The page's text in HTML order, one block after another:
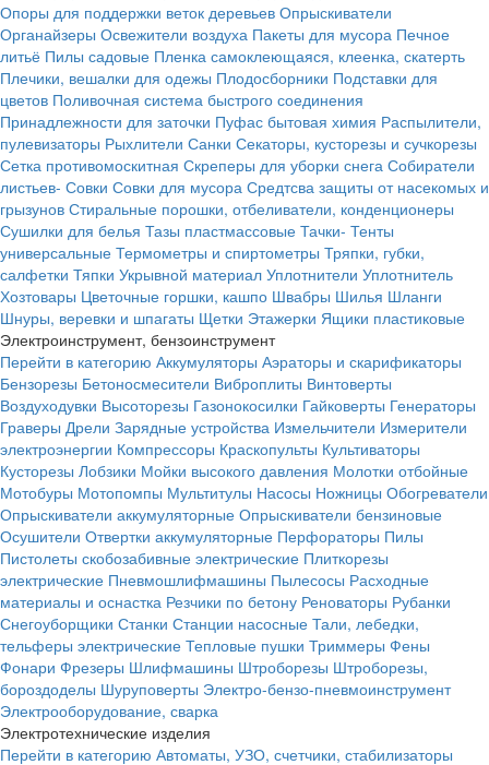
Опоры для поддержки веток деревьев Опрыскиватели
Органайзеры Освежители воздуха Пакеты для мусора Печное
литьё Пилы садовые Пленка самоклеющаяся, клеенка, скатерть
Плечики, вешалки для одежы Плодосборники Подставки для
цветов Поливочная система быстрого соединения
Принадлежности для заточки Пуфас бытовая химия Распылители,
пулевизаторы Рыхлители Санки Секаторы, кусторезы и сучкорезы
Сетка противомоскитная Скреперы для уборки снега Собиратели
листьев- Совки Совки для мусора Средтсва защиты от насекомых и
грызунов Стиральные порошки, отбеливатели, конденционеры
Сушилки для белья Тазы пластмассовые Тачки- Тенты
универсальные Термометры и спиртометры Тряпки, губки,
салфетки Тяпки Укрывной материал Уплотнители Уплотнитель
Хозтовары Цветочные горшки, кашпо Швабры Шилья Шланги
Шнуры, веревки и шпагаты Щетки Этажерки Ящики пластиковые
Электроинструмент, бензоинструмент
Перейти в категорию Аккумуляторы Аэраторы и скарификаторы
Бензорезы Бетоносмесители Виброплиты Винтоверты
Воздуходувки Высоторезы Газонокосилки Гайковерты Генераторы
Граверы Дрели Зарядные устройства Измельчители Измерители
электроэнергии Компрессоры Краскопульты Культиваторы
Кусторезы Лобзики Мойки высокого давления Молотки отбойные
Мотобуры Мотопомпы Мультитулы Насосы Ножницы Обогреватели
Опрыскиватели аккумуляторные Опрыскиватели бензиновые
Осушители Отвертки аккумуляторные Перфораторы Пилы
Пистолеты скобозабивные электрические Плиткорезы
электрические Пневмошлифмашины Пылесосы Расходные
материалы и оснастка Резчики по бетону Реноваторы Рубанки
Снегоуборщики Станки Станции насосные Тали, лебедки,
тельферы электрические Тепловые пушки Триммеры Фены
Фонари Фрезеры Шлифмашины Штроборезы Штроборезы,
бороздоделы Шуруповерты Электро-бензо-пневмоинструмент
Электрооборудование, сварка
Электротехнические изделия
Перейти в категорию Автоматы, УЗО, счетчики, стабилизаторы